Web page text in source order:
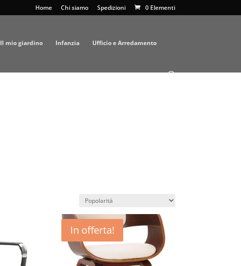
Home Chi siamo Spedizioni 0 Elementi
Il mio giardino Infanzia Ufficio e Arredamento
In offerta!